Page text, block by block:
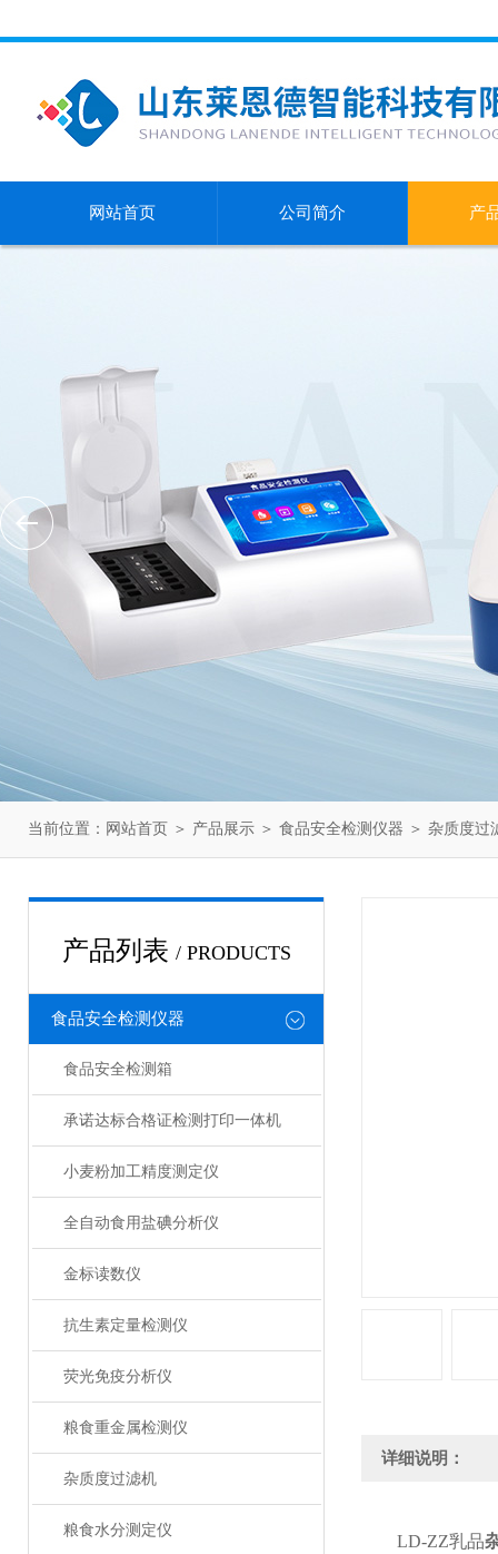
网站首页 公司简介 产
当前位置： 网站首页 ＞ 产品展示 ＞ 食品安全检测仪器 ＞ 杂质度过
产品列表 / PRODUCTS
食品安全检测仪器
食品安全检测箱
承诺达标合格证检测打印一体机
小麦粉加工精度测定仪
全自动食用盐碘分析仪
金标读数仪
抗生素定量检测仪
荧光免疫分析仪
粮食重金属检测仪
杂质度过滤机
粮食水分测定仪
详细说明：
LD-ZZ乳品